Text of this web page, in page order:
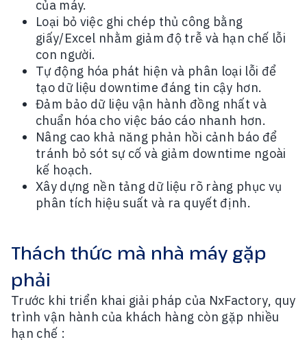
của máy.
Loại bỏ việc ghi chép thủ công bằng
giấy/Excel nhằm giảm độ trễ và hạn chế lỗi
con người.
Tự động hóa phát hiện và phân loại lỗi để
tạo dữ liệu downtime đáng tin cậy hơn.
Đảm bảo dữ liệu vận hành đồng nhất và
chuẩn hóa cho việc báo cáo nhanh hơn.
Nâng cao khả năng phản hồi cảnh báo để
tránh bỏ sót sự cố và giảm downtime ngoài
kế hoạch.
Xây dựng nền tảng dữ liệu rõ ràng phục vụ
phân tích hiệu suất và ra quyết định.
Thách thức mà nhà máy gặp
phải
Trước khi triển khai giải pháp của NxFactory, quy
trình vận hành của khách hàng còn gặp nhiều
hạn chế :